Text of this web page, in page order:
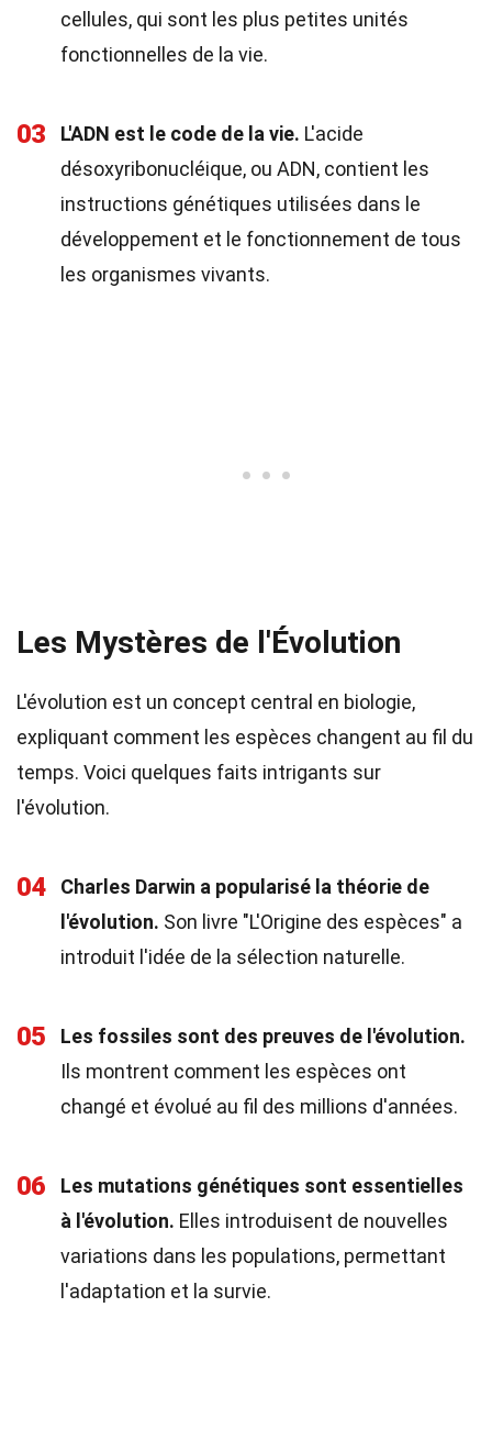
cellules, qui sont les plus petites unités
fonctionnelles de la vie.
03 L'ADN est le code de la vie. L'acide
désoxyribonucléique, ou ADN, contient les
instructions génétiques utilisées dans le
développement et le fonctionnement de tous
les organismes vivants.
Les Mystères de l'Évolution
L'évolution est un concept central en biologie,
expliquant comment les espèces changent au fil du
temps. Voici quelques faits intrigants sur
l'évolution.
04
Charles Darwin a popularisé la théorie de
l'évolution. Son livre "L'Origine des espèces" a
introduit l'idée de la sélection naturelle.
05
Les fossiles sont des preuves de l'évolution.
Ils montrent comment les espèces ont
changé et évolué au fil des millions d'années.
06
Les mutations génétiques sont essentielles
à l'évolution. Elles introduisent de nouvelles
variations dans les populations, permettant
l'adaptation et la survie.